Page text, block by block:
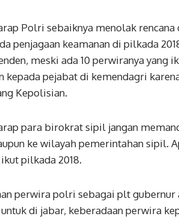
Polri sebaiknya menolak
penjagaan keamanan di pilkada
meski ada 10 perwiranya yang
kepada pejabat di kemendagri
Kepolisian.
para birokrat sipil jangan
ke wilayah pemerintahan sipil.
pilkada 2018.
perwira polri sebagai plt
di jabar, keberadaan perwira